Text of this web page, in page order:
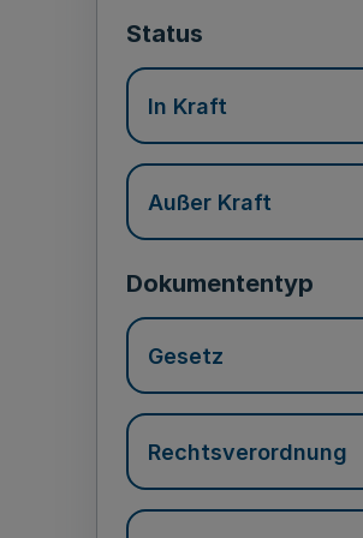
Status
In Kraft
Außer Kraft
Dokumententyp
Gesetz
Rechtsverordnung